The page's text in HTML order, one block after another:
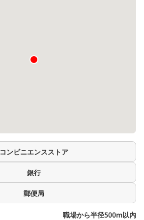
コンビニエンスストア
銀行
郵便局
職場から半径500m以内